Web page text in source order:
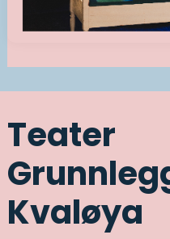
Teater
Kvaløya